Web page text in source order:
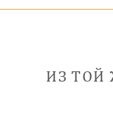
ИЗ ТОЙ